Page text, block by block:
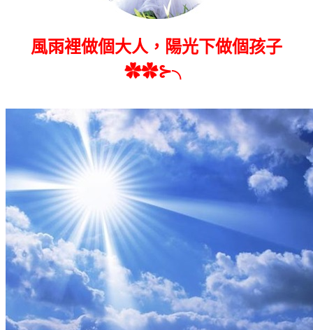
風雨裡做個大人，陽光下做個孩子
✿✿⊱╮